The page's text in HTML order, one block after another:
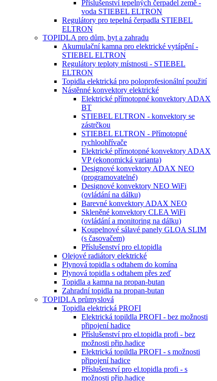
Příslušenství tepelných čerpadel země -
voda STIEBEL ELTRON
Regulátory pro tepelná čerpadla STIEBEL
ELTRON
TOPIDLA pro dům, byt a zahradu
Akumulační kamna pro elektrické vytápění -
STIEBEL ELTRON
Regulátory teploty místnosti - STIEBEL
ELTRON
Topidla elektrická pro poloprofesionální použití
Nástěnné konvektory elektrické
Elektrické přímotopné konvektory ADAX
BT
STIEBEL ELTRON - konvektory se
zástrčkou
STIEBEL ELTRON - Přímotopné
rychloohřívače
Elektrické přímotopné konvektory ADAX
VP (ekonomická varianta)
Designové konvektory ADAX NEO
(programovatelné)
Designové konvektory NEO WiFi
(ovládání na dálku)
Barevné konvektory ADAX NEO
Skleněné konvektory CLEA WiFi
(ovládání a monitoring na dálku)
Koupelnové sálavé panely GLOA SLIM
(s časovačem)
Příslušenství pro el.topidla
Olejové radiátory elektrické
Plynová topidla s odtahem do komína
Plynová topidla s odtahem přes zeď
Topidla a kamna na propan-butan
Zahradní topidla na propan-butan
TOPIDLA průmyslová
Topidla elektrická PROFI
Elektrická topildla PROFI - bez možnosti
připojení hadice
Příslušenství pro el.topidla profi - bez
možnosti přip.hadice
Elektrická topildla PROFI - s možnosti
připojení hadice
Příslušenství pro el.topidla profi - s
možnosti přip.hadice